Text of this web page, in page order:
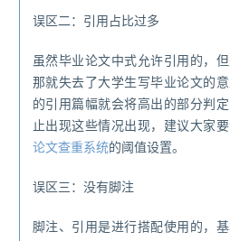
误区二：引用占比过多
虽然毕业论文中式允许引用的，
那就失去了大学生写毕业论文的
的引用篇幅就会将高出的部分判
止出现这些情况出现，建议大家
论文查重系统的阈值设置。
误区三：没有脚注
脚注、引用是进行搭配使用的，